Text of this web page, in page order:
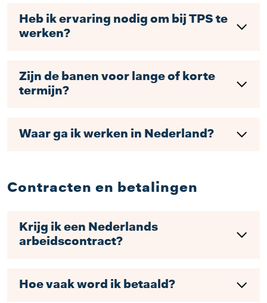
Heb ik ervaring nodig om bij TPS te
werken?
Zijn de banen voor lange of korte
termijn?
Waar ga ik werken in Nederland?
Contracten en betalingen
Krijg ik een Nederlands
arbeidscontract?
Hoe vaak word ik betaald?